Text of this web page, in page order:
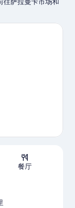
是另外两个值得
餐厅